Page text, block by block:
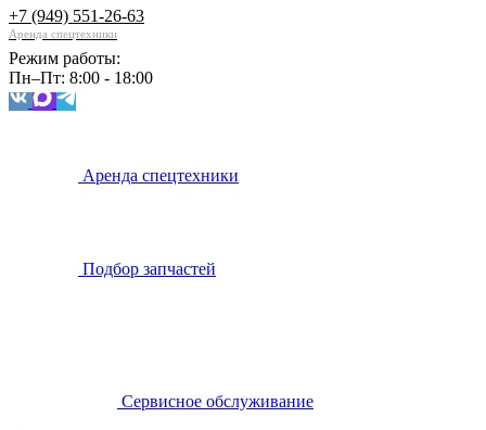
+7 (949) 551-26-63
Аренда спецтехники
Режим работы:
Пн–Пт: 8:00 - 18:00
Аренда спецтехники
Подбор запчастей
Сервисное обслуживание